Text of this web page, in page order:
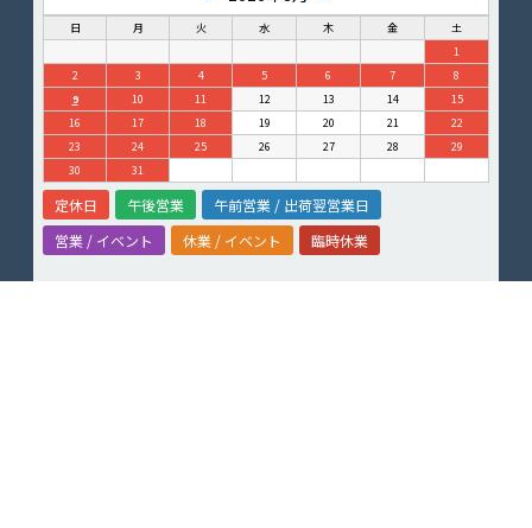
日 月 火 水 木 金
土
1
2
3 4 5 6 7
8
9
10 11 12 13 14
15
16
17 18 19 20 21
22
23
24 25 26 27 28
29
30
31
定休日 午後営業
午前営業 / 出荷翌営業日
営業 / イベント
休業 / イベント 臨時休業